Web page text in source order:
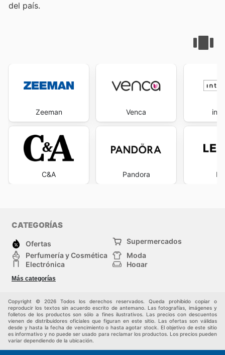
del país.
Zeeman
C&A
Venca
Pandora
CATEGORÍAS
Ofertas
Supermercados
Perfumería y Cosmética
Moda
Electrónica
Hogar
Deporte
Juguetes y bebés
Más categorías
Copyright © 2026 Todos los derechos reservados. Queda prohibido copiar o
reproducir los textos sin acuerdo escrito de antemano. Las fotografías, imágenes y
folletos de los productos son sólo a fines ilustrativos. Las precios con descuentos
vienen de distribuidores oficiales que figuran en este sitio. Las ofertas son válidas
desde y hasta la fecha de vencimiento o hasta agotar stock. El objetivo de este sitio
es informativo y no puede ser usado para reclamar los productos. Los precios pueden
variar dependiendo de la ubicación.